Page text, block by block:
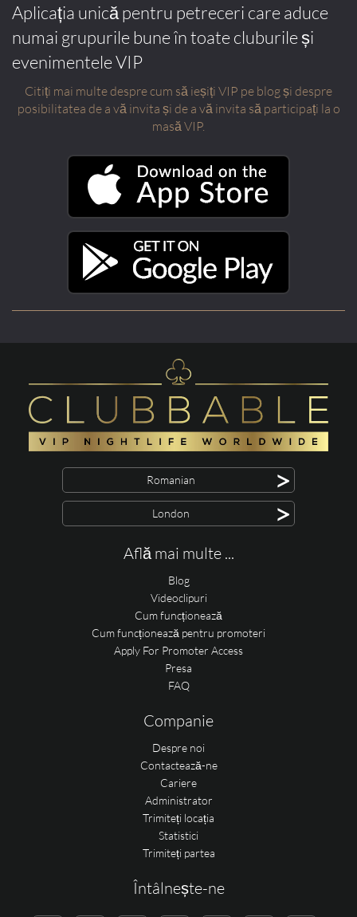
Aplicația unică pentru petreceri care aduce
numai grupurile bune în toate cluburile și
evenimentele VIP
Citiți mai multe despre cum să ieșiți VIP pe blog și despre
posibilitatea de a vă invita și de a vă invita să participați la o
masă VIP.
Romanian >
London >
Află mai multe ...
Blog
Videoclipuri
Cum funcționează
Cum funcționează pentru promoteri
Apply For Promoter Access
Presa
FAQ
Companie
Despre noi
Contactează-ne
Cariere
Administrator
Trimiteți locația
Statistici
Trimiteți partea
Întâlnește-ne